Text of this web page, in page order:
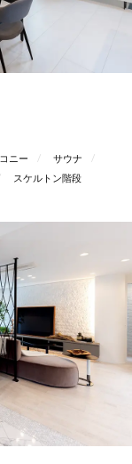
ニー
サウナ
スケルトン階段